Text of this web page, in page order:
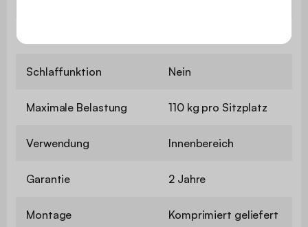
Schlaffunktion Nein
Maximale Belastung 110 kg pro Sitzplatz
Verwendung Innenbereich
Garantie 2 Jahre
Montage Komprimiert geliefert